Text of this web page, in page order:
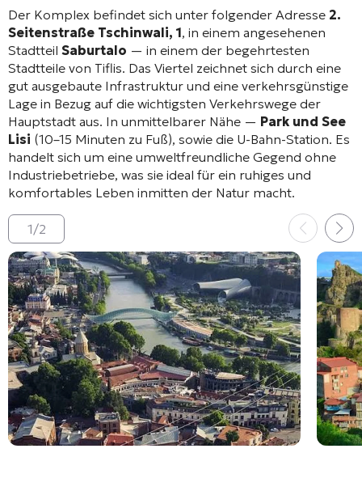
Der Komplex befindet sich unter folgender Adresse 2.
Seitenstraße Tschinwali, 1, in einem angesehenen
Stadtteil Saburtalo — in einem der begehrtesten
Stadtteile von Tiflis. Das Viertel zeichnet sich durch eine
gut ausgebaute Infrastruktur und eine verkehrsgünstige
Lage in Bezug auf die wichtigsten Verkehrswege der
Hauptstadt aus. In unmittelbarer Nähe — Park und See
Lisi (10–15 Minuten zu Fuß), sowie die U-Bahn-Station. Es
handelt sich um eine umweltfreundliche Gegend ohne
Industriebetriebe, was sie ideal für ein ruhiges und
komfortables Leben inmitten der Natur macht.
1/2